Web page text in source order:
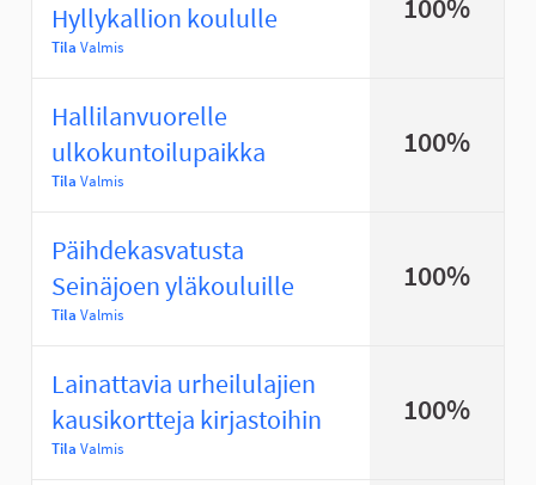
Hyllykallion koululle
Tila Valmis
100%
Hallilanvuorelle
ulkokuntoilupaikka
Tila Valmis
100%
Päihdekasvatusta
Seinäjoen yläkouluille
Tila Valmis
100%
Lainattavia urheilulajien
kausikortteja kirjastoihin
Tila Valmis
100%